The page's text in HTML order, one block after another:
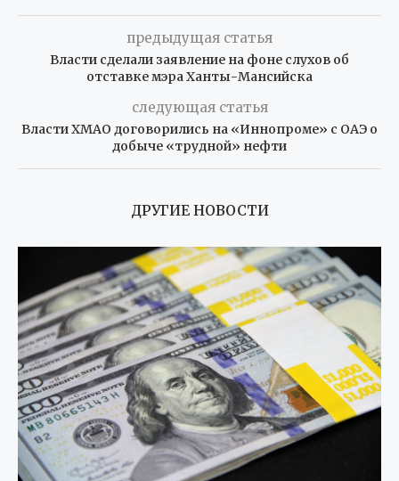
предыдущая статья
Власти сделали заявление на фоне слухов об
отставке мэра Ханты-Мансийска
следующая статья
Власти ХМАО договорились на «Иннопроме» с ОАЭ о
добыче «трудной» нефти
ДРУГИЕ НОВОСТИ